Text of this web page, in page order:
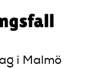
i Malmö